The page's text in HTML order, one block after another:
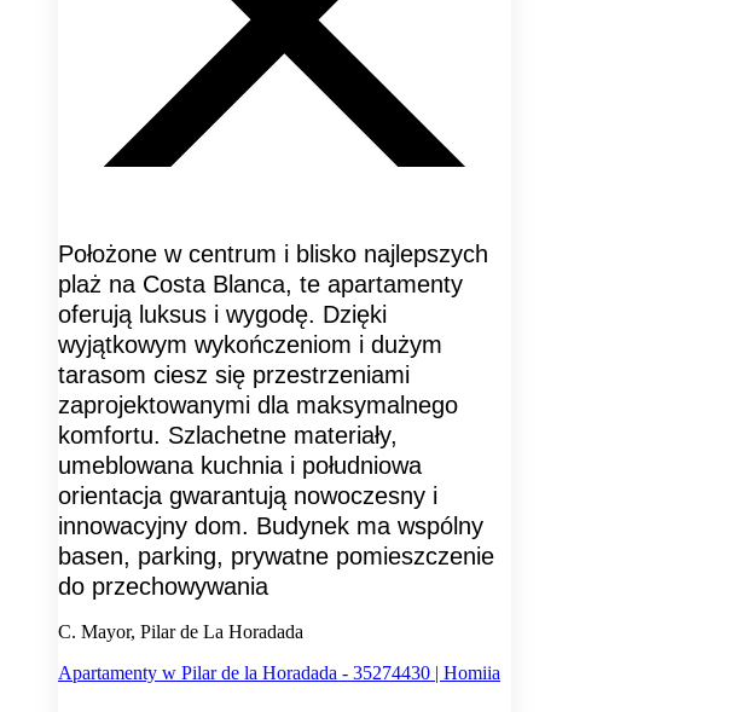
Położone w centrum i blisko najlepszych
plaż na Costa Blanca, te apartamenty
oferują luksus i wygodę. Dzięki
wyjątkowym wykończeniom i dużym
tarasom ciesz się przestrzeniami
zaprojektowanymi dla maksymalnego
komfortu. Szlachetne materiały,
umeblowana kuchnia i południowa
orientacja gwarantują nowoczesny i
innowacyjny dom. Budynek ma wspólny
basen, parking, prywatne pomieszczenie
do przechowywania
C. Mayor, Pilar de La Horadada
Apartamenty w Pilar de la Horadada - 35274430 | Homiia